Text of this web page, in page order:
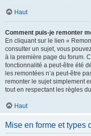
Haut
Comment puis-je remonter
En cliquant sur le lien «
consulter un sujet, vous
à la première page du forum.
fonctionnalité a peut-être été
les remontées n’a peut-être
remonter le sujet simplement
tout en respectant les règles
Haut
Mise en forme et types